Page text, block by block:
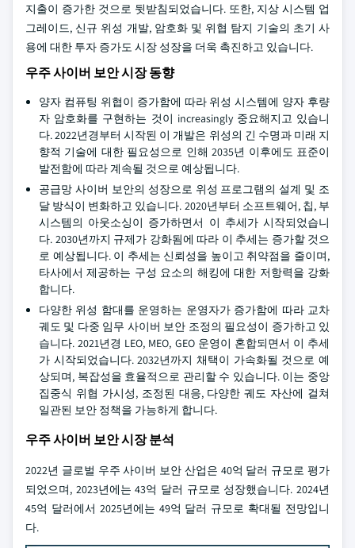
지출이 증가한 것으로 뒷받침되었습니다. 또한, 지상 시스템 업
그레이드, 신규 위성 개발, 암호화 및 위협 탐지 기술의 초기 사
용에 대한 투자 증가도 시장 성장을 더욱 촉진하고 있습니다.
우주 사이버 보안 시장 동향
양자 컴퓨팅 위협이 증가함에 따라 위성 시스템에 양자 후량
자 암호화를 구현하는 것이 increasingly 중요해지고 있습니
다. 2022년경부터 시작된 이 개발은 위성의 긴 수명과 미래 지
향적 기술에 대한 필요성으로 인해 2035년 이후에도 표준이
발전함에 따라 계속될 것으로 예상됩니다.
공급망 사이버 보안의 성장으로 위성 프로그램의 설계 및 조
달 방식이 변화하고 있습니다. 2020년부터 소프트웨어, 칩, 부
시스템의 아웃소싱이 증가하면서 이 추세가 시작되었습니
다. 2030년까지 규제가 강화됨에 따라 이 추세는 증가할 것으
로 예상됩니다. 이 추세는 신뢰성을 높이고 취약점을 줄이며,
타사에서 제공하는 구성 요소의 해킹에 대한 저항력을 강화
합니다.
다양한 위성 함대를 운영하는 운영자가 증가함에 따라 교차
궤도 및 다중 임무 사이버 보안 조정의 필요성이 증가하고 있
습니다. 2021년경 LEO, MEO, GEO 운영이 혼합되면서 이 추세
가 시작되었습니다. 2032년까지 채택이 가속화될 것으로 예
상되며, 복잡성을 효율적으로 관리할 수 있습니다. 이는 중앙
집중식 위협 가시성, 조정된 대응, 다양한 궤도 자산에 걸쳐
일관된 보안 정책을 가능하게 합니다.
우주 사이버 보안 시장 분석
2022년 글로벌 우주 사이버 보안 산업은 40억 달러 규모로 평가
되었으며, 2023년에는 43억 달러 규모로 성장했습니다. 2024년
45억 달러에서 2025년에는 49억 달러 규모로 확대될 전망입니
다.